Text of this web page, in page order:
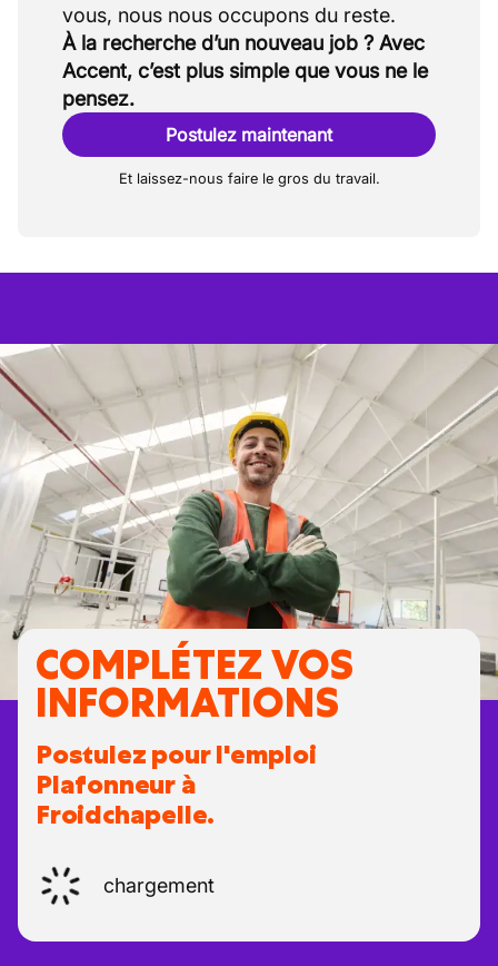
À la recherche d’un nouveau job ? Avec
Accent, c’est plus simple que vous ne le
pensez.
Postulez maintenant
Et laissez-nous faire le gros du travail.
COMPLÉTEZ VOS
INFORMATIONS
Postulez pour l'emploi
Plafonneur à
Froidchapelle.
chargement